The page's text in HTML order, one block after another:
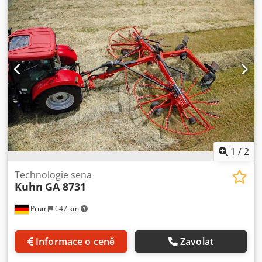
příslušenství Potřebný výkon cca kW/PS 20/27 Požadované
hydraulické okruhy - mechanické nastavení výšky rotoru
Otáčky vývodového hřídele ot./min 540 Kardanová hřídel s
pojistkou proti přetížení (hvězdicová ráčna) Profil
kardanové hřídele 1 3/8" 6-dílný Crsdpfxezgqq Ro Ap Ijf
Varovné tabule zvláštní příslušenství Osvětlení zvláštní
příslušenství Hmotnost cca 520 kg Speciální výbava - sada
výstražných tabulek s LED osvětlením - 1 sada
tandemových náprav s koly 16/6.50-8 Interní číslo 14393
Cena bez DPH: 6 900,00 EUR Cena s DPH: 8 211,00 EUR
Místo uskladnění: neuvedeno
1 /2
Prüm 647 km
Technologie sena
Kuhn GA 8731
Informace o ceně Zavolat